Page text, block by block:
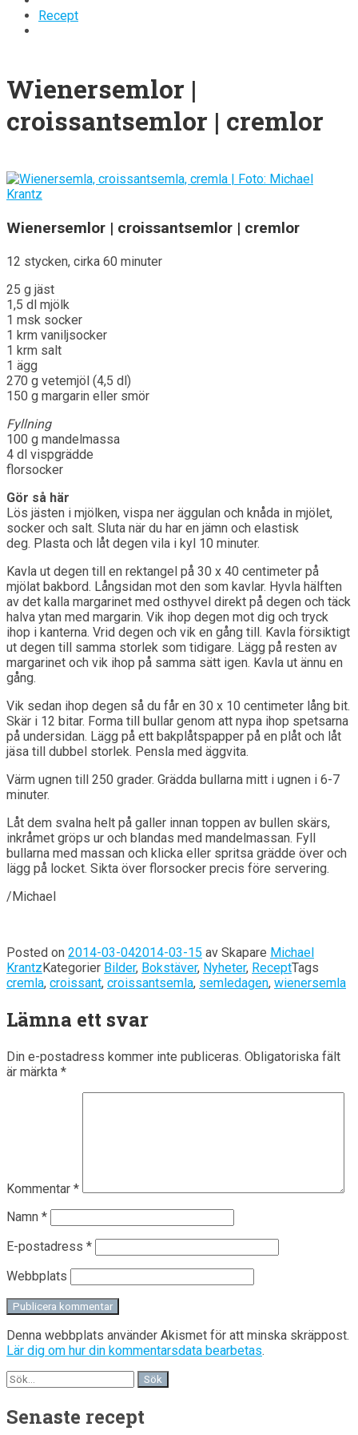
Recept
Wienersemlor |
croissantsemlor | cremlor
Wienersemlor | croissantsemlor | cremlor
12 stycken, cirka 60 minuter
25 g jäst
1,5 dl mjölk
1 msk socker
1 krm vaniljsocker
1 krm salt
1 ägg
270 g vetemjöl (4,5 dl)
150 g margarin eller smör
Fyllning
100 g mandelmassa
4 dl vispgrädde
florsocker
Gör så här
Lös jästen i mjölken, vispa ner äggulan och knåda in mjölet,
socker och salt. Sluta när du har en jämn och elastisk
deg. Plasta och låt degen vila i kyl 10 minuter.
Kavla ut degen till en rektangel på 30 x 40 centimeter på
mjölat bakbord. Långsidan mot den som kavlar. Hyvla hälften
av det kalla margarinet med osthyvel direkt på degen och täck
halva ytan med margarin. Vik ihop degen mot dig och tryck
ihop i kanterna. Vrid degen och vik en gång till. Kavla försiktigt
ut degen till samma storlek som tidigare. Lägg på resten av
margarinet och vik ihop på samma sätt igen. Kavla ut ännu en
gång.
Vik sedan ihop degen så du får en 30 x 10 centimeter lång bit.
Skär i 12 bitar. Forma till bullar genom att nypa ihop spetsarna
på undersidan. Lägg på ett bakplåtspapper på en plåt och låt
jäsa till dubbel storlek. Pensla med äggvita.
Värm ugnen till 250 grader. Grädda bullarna mitt i ugnen i 6-7
minuter.
Låt dem svalna helt på galler innan toppen av bullen skärs,
inkråmet gröps ur och blandas med mandelmassan. Fyll
bullarna med massan och klicka eller spritsa grädde över och
lägg på locket. Sikta över florsocker precis före servering.
/Michael
Posted on 2014-03-042014-03-15 av Skapare Michael
KrantzKategorier Bilder, Bokstäver, Nyheter, ReceptTags
cremla, croissant, croissantsemla, semledagen, wienersemla
Lämna ett svar
Din e-postadress kommer inte publiceras. Obligatoriska fält
är märkta *
Kommentar *
Namn *
E-postadress *
Webbplats
Denna webbplats använder Akismet för att minska skräppost.
Lär dig om hur din kommentarsdata bearbetas.
Senaste recept